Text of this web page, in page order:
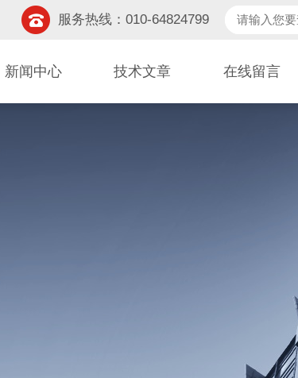
服务热线：010-64824799
新闻中心 技术文章 在线留言